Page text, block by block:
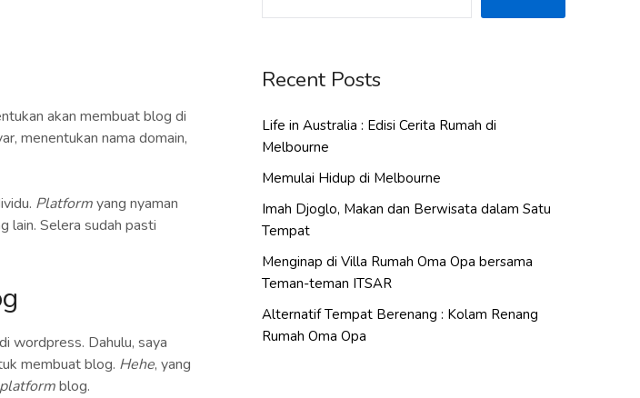
akan membuat blog di
menentukan nama domain,
Platformyang nyaman
lain. Selera sudah pasti
wordpress. Dahulu, saya
membuat blog. Hehe, yang
platformblog.
Recent Posts
Life in Australia : Edisi Cerita Rumah di
Melbourne
Memulai Hidup di Melbourne
Imah Djoglo, Makan dan Berwisata dalam Satu
Tempat
Menginap di Villa Rumah Oma Opa bersama
Teman-teman ITSAR
Alternatif Tempat Berenang : Kolam Renang
Rumah Oma Opa